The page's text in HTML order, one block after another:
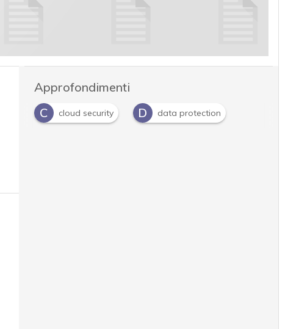
Approfondimenti
C
cloud security D data protection